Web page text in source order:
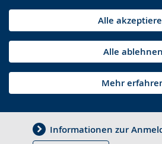
Alle
Alle ablehnen
Mehr
Informationen zur